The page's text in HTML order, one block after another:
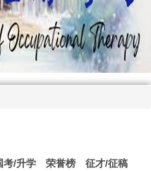
考/升学 荣誉榜 征才/征稿